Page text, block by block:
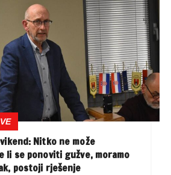
Nitko ne može
li se ponoviti gužve, moramo
postoji rješenje